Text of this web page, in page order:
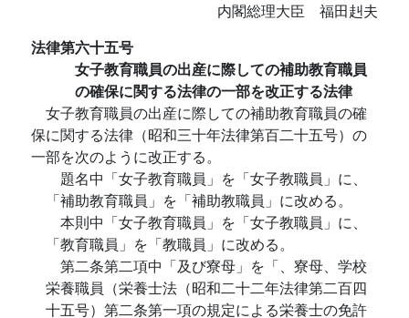
内閣総理大臣 福田赳夫
法律第六十五号
女子教育職員の出産に際しての補助教育職員
の確保に関する法律の一部を改正する法律
女子教育職員の出産に際しての補助教育職員の確
保に関する法律（昭和三十年法律第百二十五号）の
一部を次のように改正する。
題名中「女子教育職員」を「女子教職員」に、
「補助教育職員」を「補助教職員」に改める。
本則中「女子教育職員」を「女子教職員」に、
「教育職員」を「教職員」に改める。
第二条第二項中「及び寮母」を「、寮母、学校
栄養職員（栄養士法（昭和二十二年法律第二百四
十五号）第二条第一項の規定による栄養士の免許